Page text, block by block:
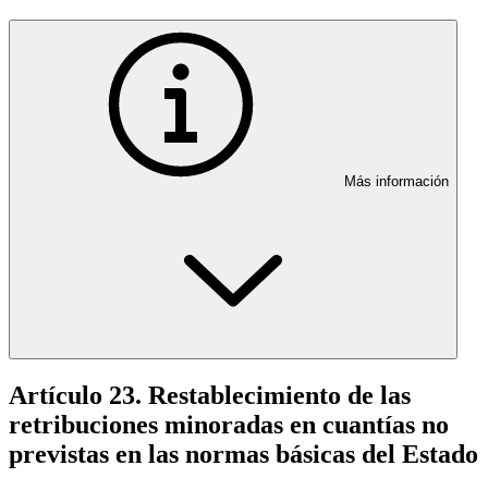
Más información
Artículo 23. Restablecimiento de las
retribuciones minoradas en cuantías no
previstas en las normas básicas del Estado